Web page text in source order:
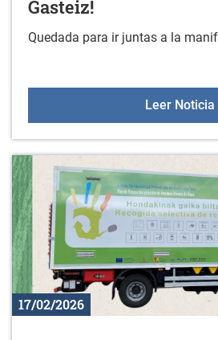
Gasteiz!
Quedada para ir juntas a la
Leer Noticia
17/02/2026